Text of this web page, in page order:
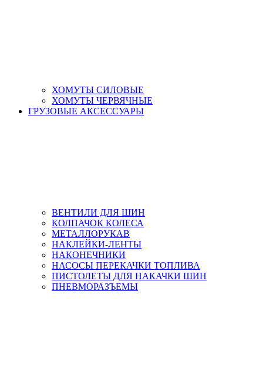
ХОМУТЫ СИЛОВЫЕ
ХОМУТЫ ЧЕРВЯЧНЫЕ
ГРУЗОВЫЕ АКСЕССУАРЫ
ВЕНТИЛИ ДЛЯ ШИН
КОЛПАЧОК КОЛЕСА
МЕТАЛЛОРУКАВ
НАКЛЕЙКИ-ЛЕНТЫ
НАКОНЕЧНИКИ
НАСОСЫ ПЕРЕКАЧКИ ТОПЛИВА
ПИСТОЛЕТЫ ДЛЯ НАКАЧКИ ШИН
ПНЕВМОРАЗЪЕМЫ